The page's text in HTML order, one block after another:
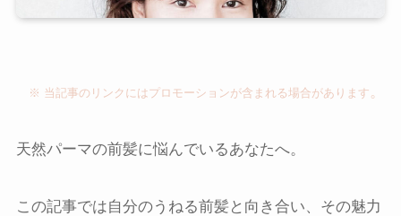
※ 当記事のリンクにはプロモーションが含まれる場合があります 。
天然パーマの前髪に悩んでいるあなたへ。
この記事では自分のうねる前髪と向き合い、その魅力